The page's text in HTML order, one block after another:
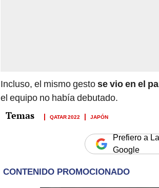
Incluso, el mismo gestose vio en el
el equipo no había debutado.
QATAR 2022 JAPÓN
Prefiero a
Google